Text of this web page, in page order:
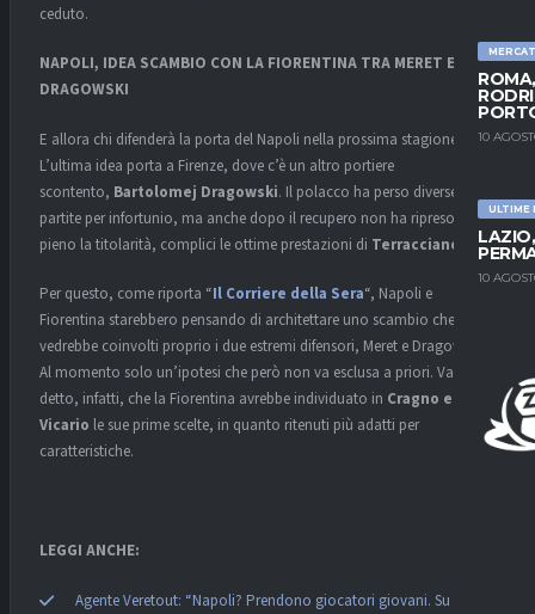
10
ULTIME
10
ceduto.
NAPOLI, IDEA SCAMBIO CON LA FIORENTINA TRA MERET E
DRAGOWSKI
E allora chi difenderà la porta del Napoli nella prossima stagione?
L’ultima idea porta a Firenze, dove c’è un altro portiere
scontento, Bartolomej Dragowski. Il polacco ha perso diverse
partite per infortunio, ma anche dopo il recupero non ha ripreso a
pieno la titolarità, complici le ottime prestazioni di Terracciano
Per questo, come riporta “Il Corriere della Sera“, Napoli e
Fiorentina starebbero pensando di architettare uno scambio che
vedrebbe coinvolti proprio i due estremi difensori, Meret e Dragowski.
Al momento solo un’ipotesi che però non va esclusa a priori. Va
detto, infatti, che la Fiorentina avrebbe individuato in Cragno e
Vicario le sue prime scelte, in quanto ritenuti più adatti per
caratteristiche.
LEGGI ANCHE:
Agente Veretout: “Napoli? Prendono giocatori giovani. Su Di